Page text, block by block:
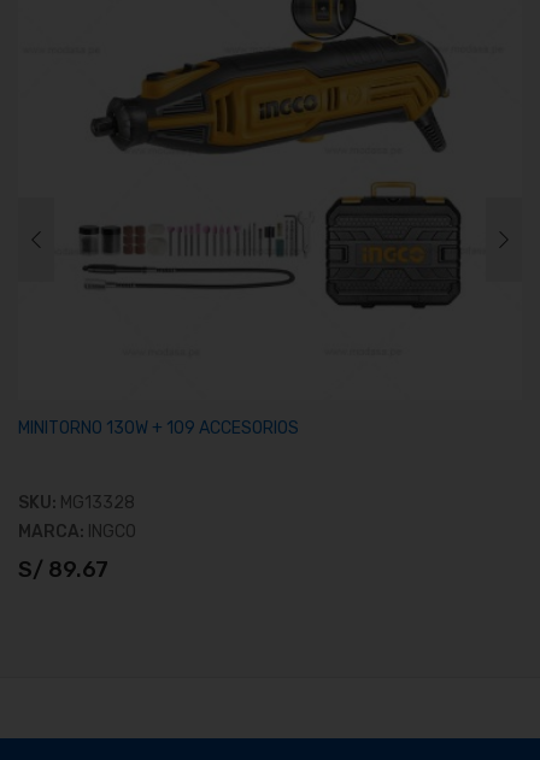
MINITORNO 130W + 109 ACCESORIOS
SKU: MG13328
MARCA: INGCO
S/ 89.67